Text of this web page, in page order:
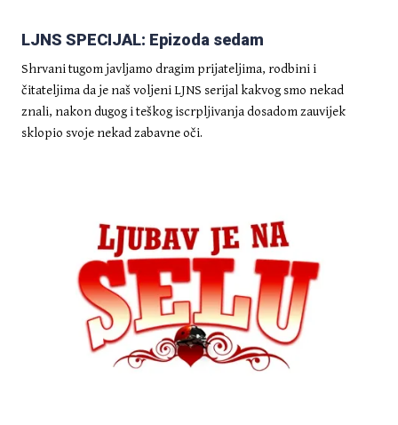
LJNS SPECIJAL: Epizoda sedam
Shrvani tugom javljamo dragim prijateljima, rodbini i
čitateljima da je naš voljeni LJNS serijal kakvog smo nekad
znali, nakon dugog i teškog iscrpljivanja dosadom zauvijek
sklopio svoje nekad zabavne oči.